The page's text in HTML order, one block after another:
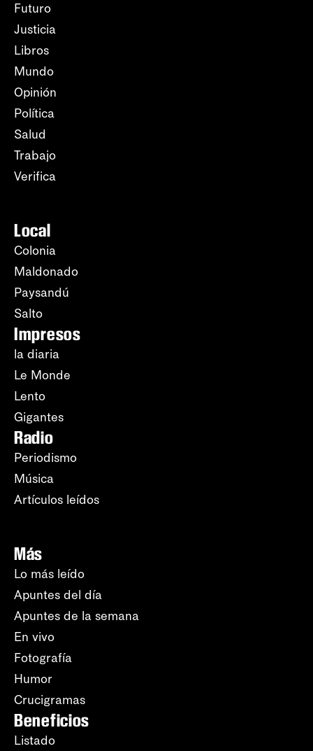
Futuro
Justicia
Libros
Mundo
Opinión
Política
Salud
Trabajo
Verifica
Local
Colonia
Maldonado
Paysandú
Salto
Impresos
la diaria
Le Monde
Lento
Gigantes
Radio
Periodismo
Música
Artículos leídos
Más
Lo más leído
Apuntes del día
Apuntes de la semana
En vivo
Fotografía
Humor
Crucigramas
Beneficios
Listado